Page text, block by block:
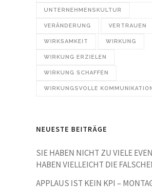
UNTERNEHMENSKULTUR
VERÄNDERUNG VERTRAUEN
WIRKSAMKEIT WIRKUNG
WIRKUNG ERZIELEN
WIRKUNG SCHAFFEN
WIRKUNGSVOLLE
NEUESTE BEITRÄGE
SIE HABEN NICHT ZU VIELE
HABEN VIELLEICHT DIE
APPLAUS IST KEIN KPI –